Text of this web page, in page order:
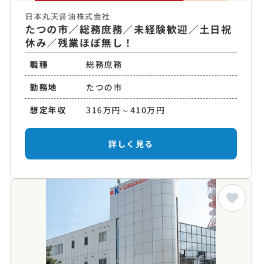
日本丸天醤油株式会社
たつの市／総務庶務／未経験歓迎／土日祝
休み／残業ほぼ無し！
職種
総務庶務
勤務地
たつの市
想定年収
316万円～410万円
詳しく見る